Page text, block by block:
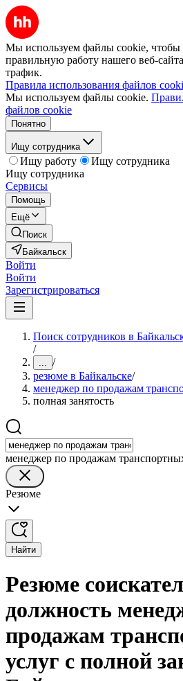
Мы используем файлы cookie, чтобы
правильную работу нашего веб-
трафик.
Правила использования файлов
Мы используем файлы cookie.
файлов cookie
Понятно
Ищу сотрудника
Ищу работу
Ищу сотрудника
Ищу сотрудника
Сервисы
Помощь
Ещё
Поиск
Байкальск
Войти
Войти
Зарегистрироваться
Поиск сотрудников в
/
... /
резюме в Байкальске/
менеджер по продажам
полная занятость
менеджер по продажам
Резюме
Найти
Резюме
должность
продажам
услуг с полной